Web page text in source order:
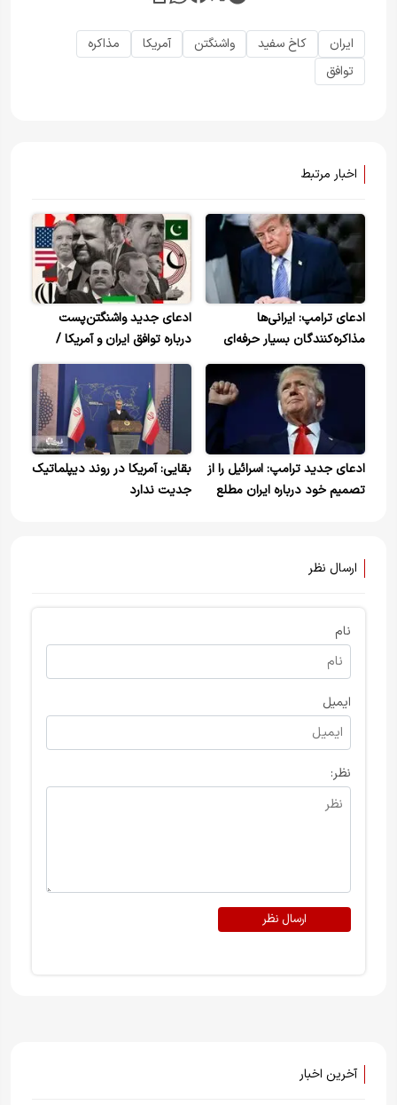
ایران کاخ سفید واشنگتن آمریکا
مذاکره
توافق
اخبار مرتبط
ادعای ترامپ: ایرانی‌ها
مذاکره‌کنندگان بسیار حرفه‌ای
هستند/ به «یک توافق بسیار
خوب» نزدیک شده ایم
ادعای جدید واشنگتن‌پست
درباره توافق ایران و آمریکا /
تکلیف مذاکرات روشن شد
ادعای جدید ترامپ: اسرائیل را از
تصمیم خود درباره ایران مطلع
بقایی: آمریکا در روند دیپلماتیک
جدیت ندارد
ارسال نظر
نام
ایمیل
نظر:
ارسال نظر
آخرین اخبار